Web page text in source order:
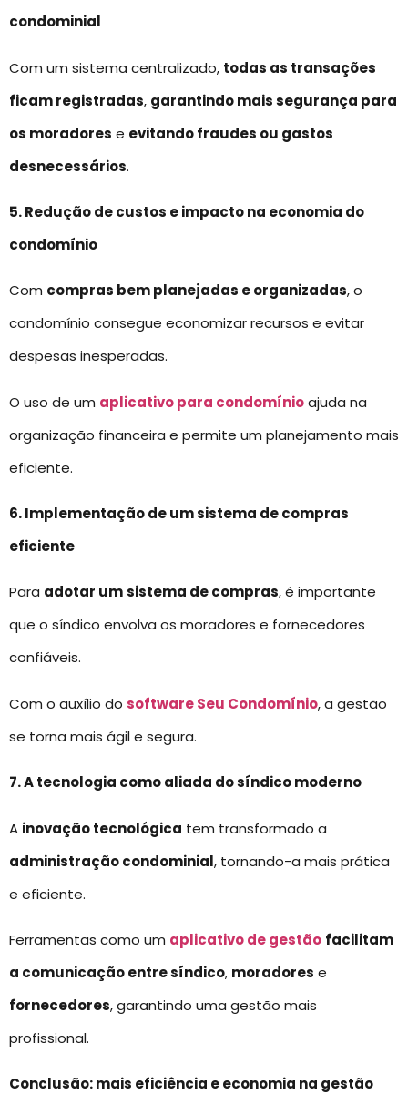
condominial
Com um sistema centralizado, todas as transações
ficam registradas, garantindo mais segurança para
os moradores e evitando fraudes ou gastos
desnecessários.
5. Redução de custos e impacto na economia do
condomínio
Com compras bem planejadas e organizadas, o
condomínio consegue economizar recursos e evitar
despesas inesperadas.
O uso de um aplicativo para condomínioajuda na
organização financeira e permite um planejamento mais
eficiente.
6. Implementação de um sistema de compras
eficiente
Para adotar umsistema de compras, é importante
que o síndico envolva os moradores e fornecedores
confiáveis.
Com o auxílio do software Seu Condomínio, a gestão
se torna mais ágil e segura.
7. A tecnologia como aliada do síndico moderno
A inovação tecnológica tem transformado a
administração condominial, tornando-a mais prática
e eficiente.
Ferramentas como um aplicativo de gestão facilitam
a comunicação entre síndico, moradores e
fornecedores, garantindo uma gestão mais
profissional.
Conclusão: mais eficiência e economia na gestão